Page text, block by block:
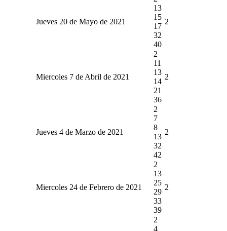
Jueves 20 de Mayo de 2021
13
15
17
32
40
2
Miercoles 7 de Abril de 2021
2
11
13
14
21
36
2
Jueves 4 de Marzo de 2021
2
7
8
13
32
42
2
Miercoles 24 de Febrero de 2021
2
13
25
29
33
39
2
2
4